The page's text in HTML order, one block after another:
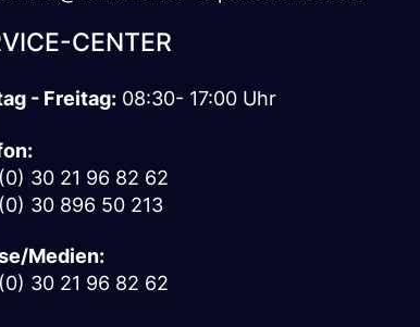
CENTER
- Freitag: 08:30- 17:00 Uhr
30 21 96 82 62
30 896 50 213
Medien:
30 21 96 82 62